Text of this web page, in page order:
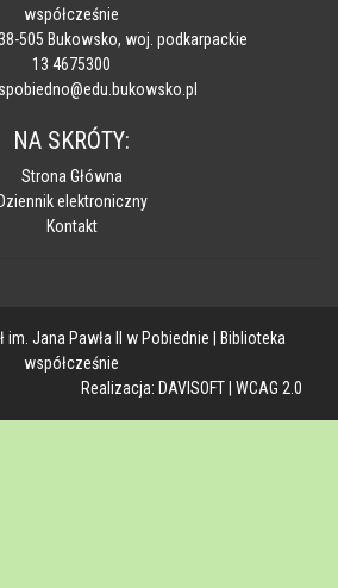
współcześnie
505 Bukowsko, woj. podkarpackie
13 4675300
NA SKRÓTY:
Strona Główna
Dziennik elektroniczny
Kontakt
Jana Pawła II w Pobiednie | Biblioteka
współcześnie
Realizacja: DAVISOFT WCAG 2.0